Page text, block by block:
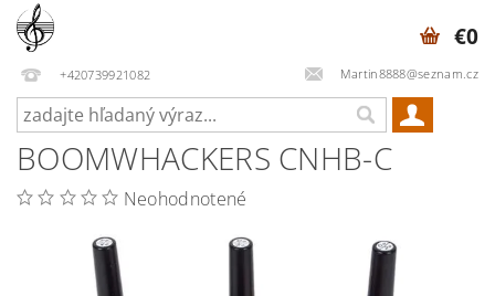
+420739921082 Martin8888@seznam.cz
€0
BOOMWHACKERS CNHB-C
Neohodnotené